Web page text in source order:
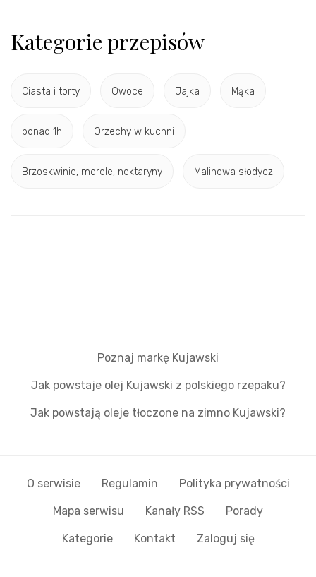
Kategorie przepisów
Ciasta i torty Owoce Jajka Mąka
ponad 1h Orzechy w kuchni
Brzoskwinie, morele, nektaryny Malinowa słodycz
Poznaj markę Kujawski
Jak powstaje olej Kujawski z polskiego rzepaku?
Jak powstają oleje tłoczone na zimno Kujawski?
O serwisie Regulamin Polityka prywatności
Mapa serwisu Kanały RSS Porady
Kategorie Kontakt Zaloguj się